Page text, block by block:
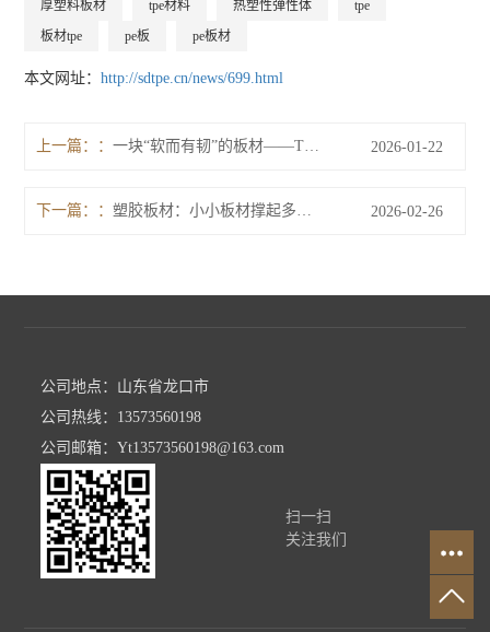
厚塑料板材
tpe材料 热塑性弹性体
tpe
板材tpe
pe板 pe板材
本文网址：http://sdtpe.cn/news/699.html
上一篇： 一块“软而有韧”的板材——TPE板材正从工厂走进生活 2026-01-22
下一篇： 塑胶板材：小小板材撑起多行业“大文章” 2026-02-26
公司地点：山东省龙口市
公司热线：13573560198
公司邮箱：Yt13573560198@163.com
扫一扫
关注我们